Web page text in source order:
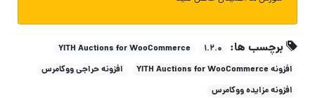
برچسب ها: ۱.۲.۰
YITH Auctions for WooCommerce
افزونه YITH Auctions for WooCommerce
افزونه حراجی ووکامرس
افزونه مزایده ووکامرس